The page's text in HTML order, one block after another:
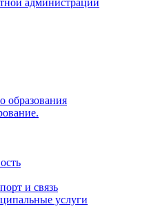
администрации
образования
и связь
услуги